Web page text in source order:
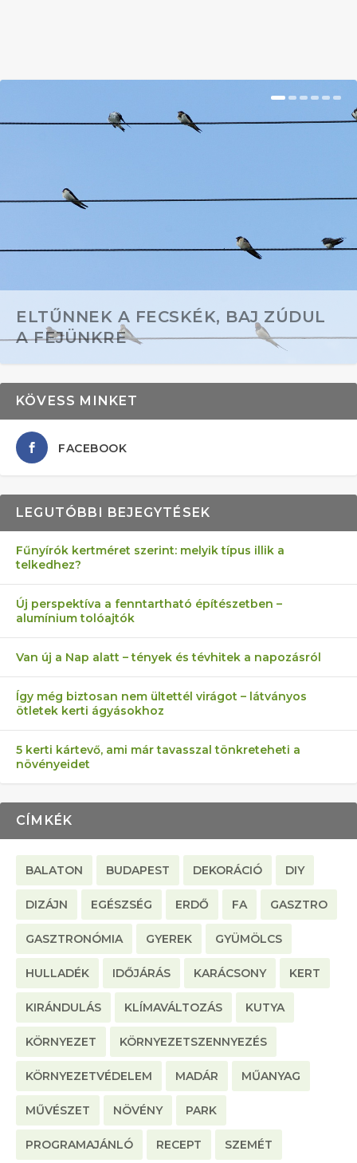
ELTŰNNEK A FECSKÉK, BAJ ZÚDUL
A FEJÜNKRE
AZ ÖNELLÁTÁS 13 PONTJA
KEZDŐKNEK
6 LEGJOBB NÖVÉNY SZOMSZÉD
ELLEN
MÁRPEDIG A TŰZIJÁTÉK NEM MENŐ!
FÉLREÉRTETT KERTÉSZKEDÉS:
TÉRKŐ ÉS MURVA
AKI ELDOBÁLJA A CIGICSIKKEKET,
AZ EGY KÖ…
KÖVESS MINKET
FACEBOOK
LEGUTÓBBI BEJEGYTÉSEK
Fűnyírók kertméret szerint: melyik típus illik a
telkedhez?
Új perspektíva a fenntartható építészetben –
alumínium tolóajtók
Van új a Nap alatt – tények és tévhitek a napozásról
Így még biztosan nem ültettél virágot – látványos
ötletek kerti ágyásokhoz
5 kerti kártevő, ami már tavasszal tönkreteheti a
növényeidet
CÍMKÉK
BALATON BUDAPEST DEKORÁCIÓ DIY
DIZÁJN EGÉSZSÉG ERDŐ FA GASZTRO
GASZTRONÓMIA GYEREK GYÜMÖLCS
HULLADÉK IDŐJÁRÁS KARÁCSONY KERT
KIRÁNDULÁS KLÍMAVÁLTOZÁS KUTYA
KÖRNYEZET KÖRNYEZETSZENNYEZÉS
KÖRNYEZETVÉDELEM MADÁR MŰANYAG
MŰVÉSZET NÖVÉNY PARK
PROGRAMAJÁNLÓ RECEPT SZEMÉT